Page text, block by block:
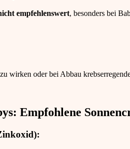
empfehlenswert, besonders bei
wirken oder bei Abbau
: Empfohlene